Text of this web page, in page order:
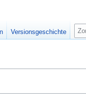
Versionsgeschichte
S
u
e